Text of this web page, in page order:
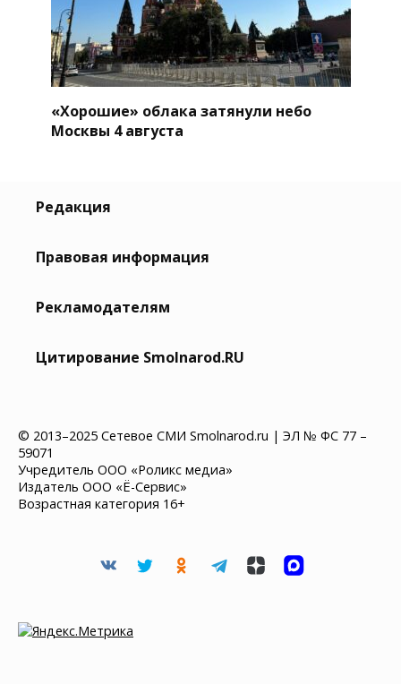
«Хорошие» облака затянули небо
Москвы 4 августа
Редакция
Правовая информация
Рекламодателям
Цитирование Smolnarod.RU
© 2013–2025 Сетевое СМИ Smolnarod.ru | ЭЛ № ФС 77 –
59071
Учредитель ООО «Роликс медиа»
Издатель ООО «Ё-Сервис»
Возрастная категория 16+